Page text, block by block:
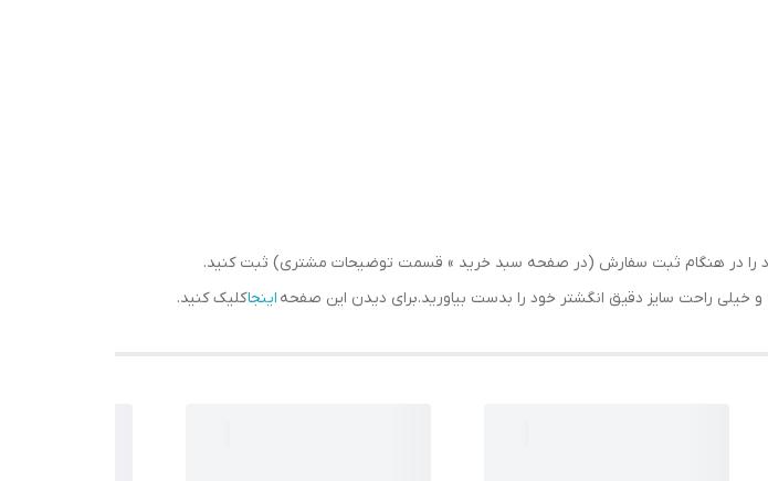
خود را در هنگام ثبت سفارش (در صفحه سبد خرید » قسمت توضیحات مشتری) ثبت کنید.
خیلی راحت سایز دقیق انگشتر خود را بدست بیاورید.برای دیدن این صفحه اینجاکلیک کنید.